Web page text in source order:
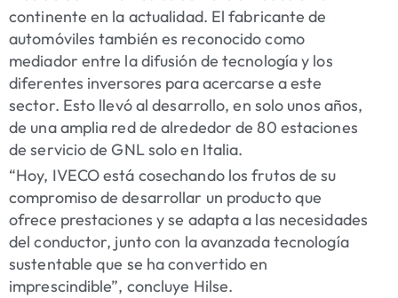
continente en la actualidad. El fabricante de
automóviles también es reconocido como
mediador entre la difusión de tecnología y los
diferentes inversores para acercarse a este
sector. Esto llevó al desarrollo, en solo unos años,
de una amplia red de alrededor de 80 estaciones
de servicio de GNL solo en Italia.
“Hoy, IVECO está cosechando los frutos de su
compromiso de desarrollar un producto que
ofrece prestaciones y se adapta a las necesidades
del conductor, junto con la avanzada tecnología
sustentable que se ha convertido en
imprescindible”, concluye Hilse.